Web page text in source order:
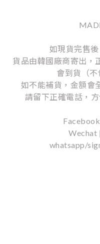
如現貨完售
貨品由韓國廠商寄出，
會到貨（不
如不能補貨，金額會
請留下正確電話，
Wechat
whatsapp/